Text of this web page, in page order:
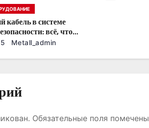
кабель в системе
всё, что
Metall_admin
Обязательные поля помечены